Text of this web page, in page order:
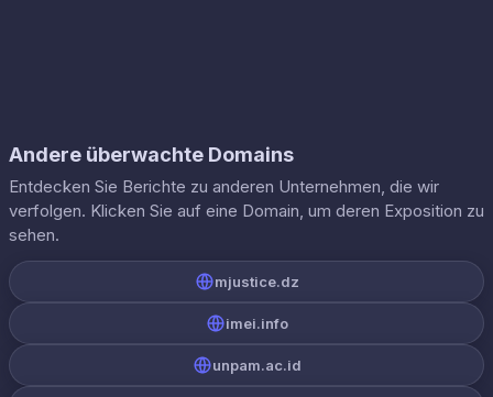
Andere überwachte Domains
Entdecken Sie Berichte zu anderen Unternehmen, die wir
verfolgen. Klicken Sie auf eine Domain, um deren Exposition zu
sehen.
mjustice.dz
imei.info
unpam.ac.id